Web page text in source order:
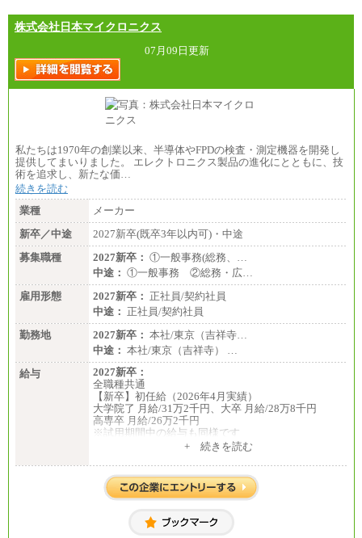
株式会社日本マイクロニクス
07月09日更新
私たちは1970年の創業以来、半導体やFPDの検査・測定機器を開発し
提供してまいりました。 エレクトロニクス製品の進化にとともに、技
術を追求し、新たな価…
続きを読む
業種
メーカー
新卒／中途
2027新卒(既卒3年以内可)・中途
募集職種
2027新卒： ①一般事務(総務、…
中途： ①一般事務 ②総務・広…
雇用形態
2027新卒： 正社員/契約社員
中途： 正社員/契約社員
勤務地
2027新卒： 本社/東京（吉祥寺…
中途： 本社/東京（吉祥寺） …
給与
2027新卒：
全職種共通
【新卒】初任給（2026年4月実績）
大学院了 月給/31万2千円、大卒 月給/28万8千円
高専卒 月給/26万2千円
※試用期間中の給与も同様です
【中途】月給19万8千円～
※勤務地によって異なります。
※経験やスキルを考慮し、規定により決定します。
+ 続きを読む